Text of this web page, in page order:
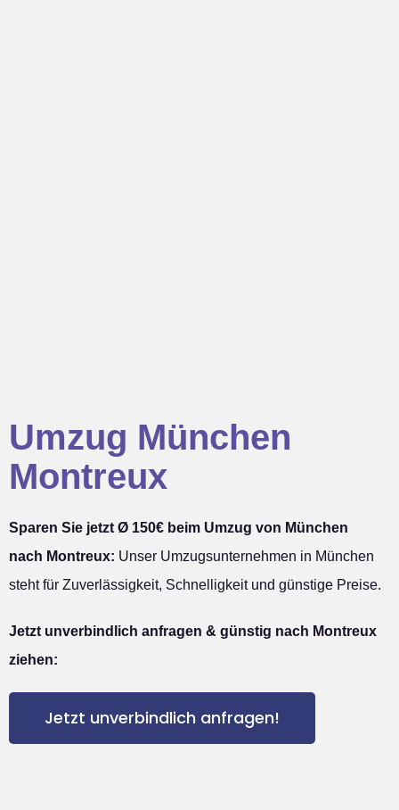
Umzug München
Montreux
Sparen Sie jetzt Ø 150€ beim Umzug von München
nach Montreux: Unser Umzugsunternehmen in München
steht für Zuverlässigkeit, Schnelligkeit und günstige Preise.
Jetzt unverbindlich anfragen & günstig nach Montreux
ziehen:
Jetzt unverbindlich anfragen!